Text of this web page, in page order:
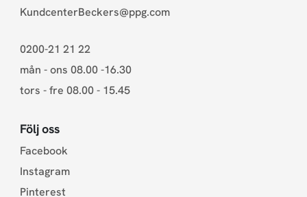
KundcenterBeckers@ppg.com
0200-21 21 22
mån - ons 08.00 -16.30
tors - fre 08.00 - 15.45
Följ oss
Facebook
Instagram
Pinterest